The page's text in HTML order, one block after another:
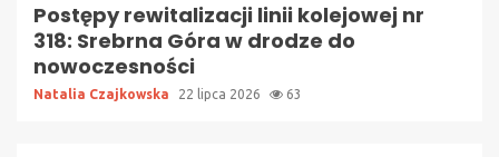
Postępy rewitalizacji linii kolejowej nr
318: Srebrna Góra w drodze do
nowoczesności
Natalia Czajkowska 22 lipca 2026 63